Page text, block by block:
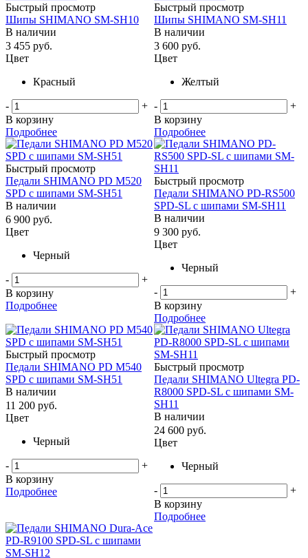
Быстрый просмотр
Шипы SHIMANO SM-SH10
В наличии
3 455 руб.
Цвет
Красный
-
+
В корзину
Подробнее
Быстрый просмотр
Шипы SHIMANO SM-SH11
В наличии
3 600 руб.
Цвет
Желтый
-
+
В корзину
Подробнее
Быстрый просмотр
Педали SHIMANO PD M520
SPD с шипами SM-SH51
В наличии
6 900 руб.
Цвет
Черный
-
+
В корзину
Подробнее
Быстрый просмотр
Педали SHIMANO PD-RS500
SPD-SL с шипами SM-SH11
В наличии
9 300 руб.
Цвет
Черный
-
+
В корзину
Подробнее
Быстрый просмотр
Педали SHIMANO PD M540
SPD с шипами SM-SH51
В наличии
11 200 руб.
Цвет
Черный
-
+
В корзину
Подробнее
Быстрый просмотр
Педали SHIMANO Ultegra PD-
R8000 SPD-SL с шипами SM-
SH11
В наличии
24 600 руб.
Цвет
Черный
-
+
В корзину
Подробнее